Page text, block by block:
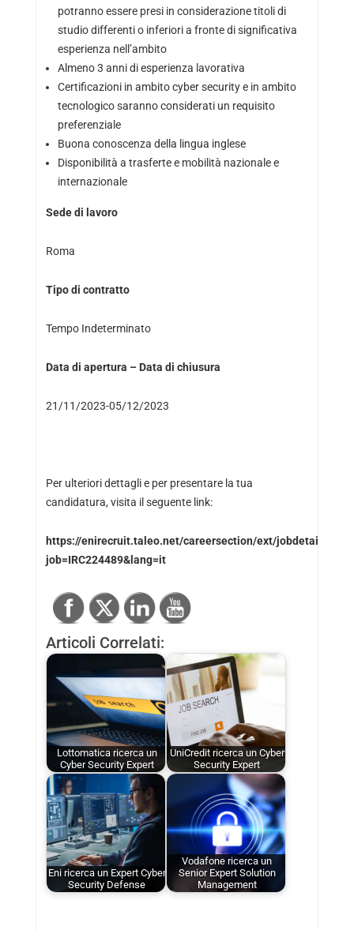
potranno essere presi in considerazione titoli di
studio differenti o inferiori a fronte di significativa
esperienza nell’ambito
Almeno 3 anni di esperienza lavorativa
Certificazioni in ambito cyber security e in ambito
tecnologico saranno considerati un requisito
preferenziale
Buona conoscenza della lingua inglese
Disponibilità a trasferte e mobilità nazionale e
internazionale
Sede di lavoro
Roma
Tipo di contratto
Tempo Indeterminato
Data di apertura – Data di chiusura
21/11/2023-05/12/2023
Per ulteriori dettagli e per presentare la tua
candidatura, visita il seguente link:
https://enirecruit.taleo.net/careersection/ext/jobdetail.ftl?
job=IRC224489&lang=it
Articoli Correlati:
Lottomatica ricerca un
Cyber Security Expert
UniCredit ricerca un Cyber
Security Expert
Eni ricerca un Expert Cyber
Security Defense
Vodafone ricerca un
Senior Expert Solution
Management